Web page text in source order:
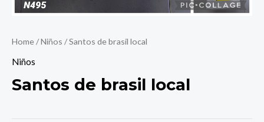
Home/Niños / Santos de brasil local
Niños
Santos de brasil local